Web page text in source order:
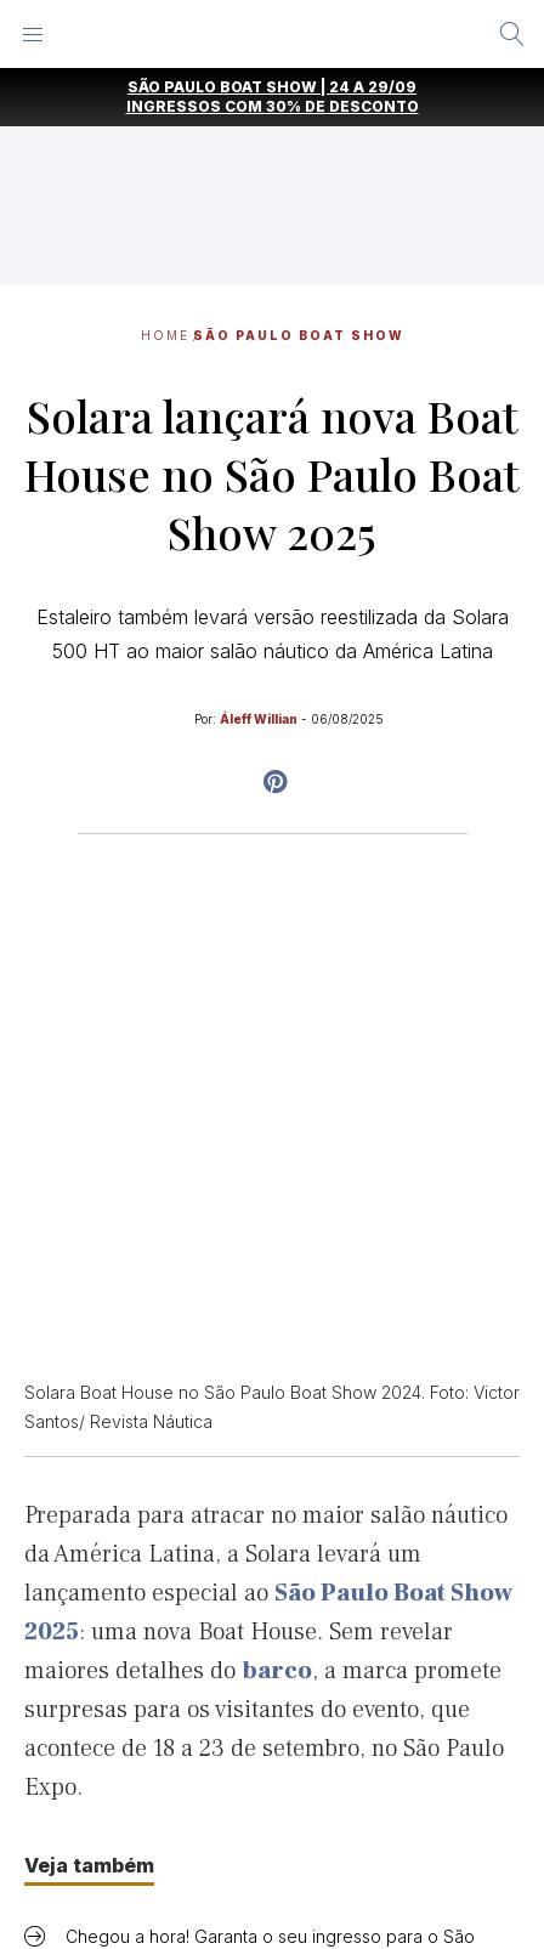
SÃO PAULO BOAT SHOW | 24 A 29/09
INGRESSOS COM 30% DE DESCONTO
HOME SÃO PAULO BOAT SHOW
Solara lançará nova Boat
House no São Paulo Boat
Show 2025
Estaleiro também levará versão reestilizada da Solara
500 HT ao maior salão náutico da América Latina
Por: Áleff Willian - 06/08/2025
Solara Boat House no São Paulo Boat Show 2024. Foto: Victor
Santos/ Revista Náutica
Preparada para atracar no maior salão náutico
da América Latina, a Solara levará um
lançamento especial ao São Paulo Boat Show
2025: uma nova Boat House. Sem revelar
maiores detalhes dobarco, a marca promete
surpresas para os visitantes do evento, que
acontece de 18 a 23 de setembro, no São Paulo
Expo.
Veja também
Chegou a hora! Garanta o seu ingresso para o São